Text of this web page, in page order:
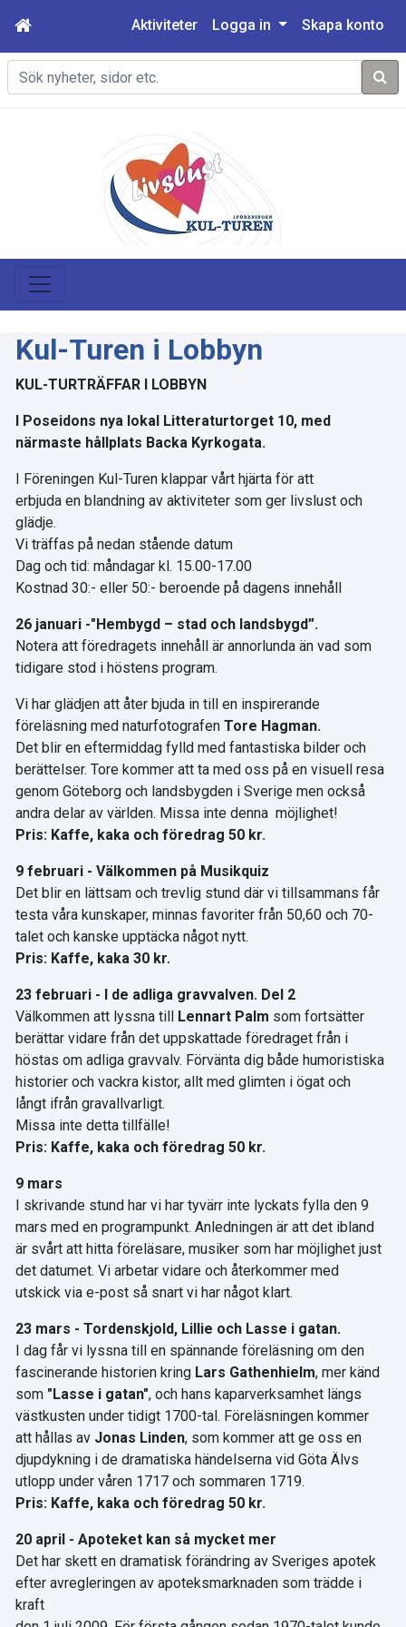
Aktiviteter Logga in Skapa konto
Sök
Kul-Turen i Lobbyn
KUL-TURTRÄFFAR I LOBBYN
I Poseidons nya lokal Litteraturtorget 10, med
närmaste hållplats Backa Kyrkogata.
I Föreningen Kul-Turen klappar vårt hjärta för att
erbjuda en blandning av aktiviteter som ger livslust och
glädje.
Vi träffas på nedan stående datum
Dag och tid: måndagar kl. 15.00-17.00
Kostnad 30:- eller 50:- beroende på dagens innehåll
26 januari -"Hembygd – stad och landsbygd”.
Notera att föredragets innehåll är annorlunda än vad som
tidigare stod i höstens program.
Vi har glädjen att åter bjuda in till en inspirerande
föreläsning med naturfotografen Tore Hagman.
Det blir en eftermiddag fylld med fantastiska bilder och
berättelser. Tore kommer att ta med oss på en visuell resa
genom Göteborg och landsbygden i Sverige men också
andra delar av världen. Missa inte denna möjlighet!
Pris: Kaffe, kaka och föredrag 50 kr.
9 februari - Välkommen på Musikquiz
Det blir en lättsam och trevlig stund där vi tillsammans får
testa våra kunskaper, minnas favoriter från 50,60 och 70-
talet och kanske upptäcka något nytt.
Pris: Kaffe, kaka 30 kr.
23 februari - I de adliga gravvalven. Del 2
Välkommen att lyssna till Lennart Palm som fortsätter
berättar vidare från det uppskattade föredraget från i
höstas om adliga gravvalv. Förvänta dig både humoristiska
historier och vackra kistor, allt med glimten i ögat och
långt ifrån gravallvarligt.
Missa inte detta tillfälle!
Pris: Kaffe, kaka och föredrag 50 kr.
9 mars
I skrivande stund har vi har tyvärr inte lyckats fylla den 9
mars med en programpunkt. Anledningen är att det ibland
är svårt att hitta föreläsare, musiker som har möjlighet just
det datumet. Vi arbetar vidare och återkommer med
utskick via e-post så snart vi har något klart.
23 mars - Tordenskjold, Lillie och Lasse i gatan.
I dag får vi lyssna till en spännande föreläsning om den
fascinerande historien kring Lars Gathenhielm, mer känd
som "Lasse i gatan", och hans kaparverksamhet längs
västkusten under tidigt 1700-tal. Föreläsningen kommer
att hållas av Jonas Linden, som kommer att ge oss en
djupdykning i de dramatiska händelserna vid Göta Älvs
utlopp under våren 1717 och sommaren 1719.
Pris: Kaffe, kaka och föredrag 50 kr.
20 april - Apoteket kan så mycket mer
Det har skett en dramatisk förändring av Sveriges apotek
efter avregleringen av apoteksmarknaden som trädde i
kraft